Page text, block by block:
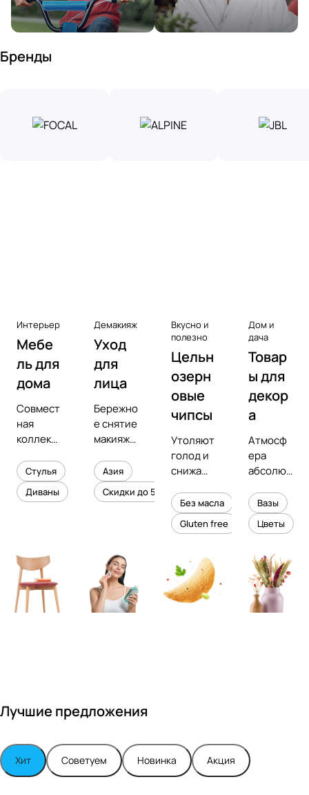
Бренды
Интерьер
Мебе
ль для
дома
Совмест
ная
коллекц
предмет
ным
дизайне
Турским
Стулья
Диваны
Демакияж
Уход
для
лица
Бережно
е снятие
макияжа
увлажне
ние
кожи
Азия
Скидки до 50%
Вкусно и
полезно
Цельн
озерн
овые
чипсы
Утоляют
голод и
снижают
холесте
рина
Без масла
Gluten free
Дом и
дача
Товар
ы для
декор
а
Атмосф
ера
абсолют
уюта в
вашем
интерье
Вазы
Цветы
Лучшие предложения
Хит Советуем Новинка Акция